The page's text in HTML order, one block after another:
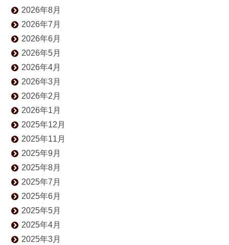
2026年8月
2026年7月
2026年6月
2026年5月
2026年4月
2026年3月
2026年2月
2026年1月
2025年12月
2025年11月
2025年9月
2025年8月
2025年7月
2025年6月
2025年5月
2025年4月
2025年3月